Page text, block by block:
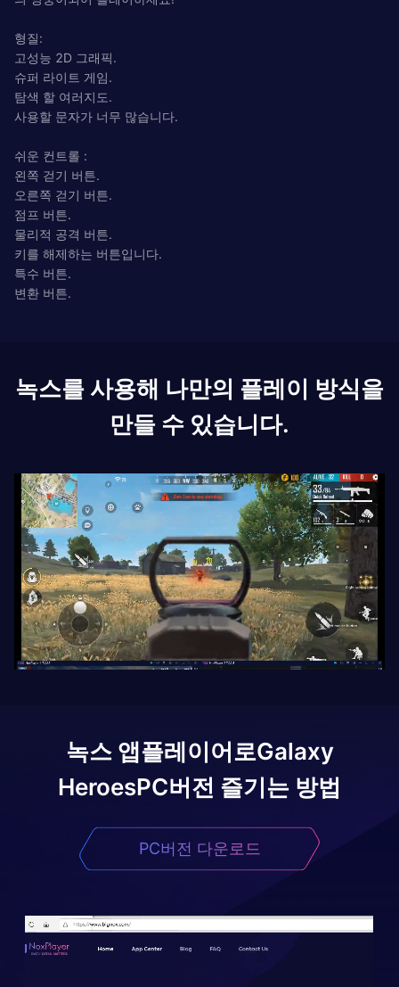
형질:
고성능 2D 그래픽.
슈퍼 라이트 게임.
탐색 할 여러지도.
사용할 문자가 너무 많습니다.
쉬운 컨트롤 :
왼쪽 걷기 버튼.
오른쪽 걷기 버튼.
점프 버튼.
물리적 공격 버튼.
키를 해제하는 버튼입니다.
특수 버튼.
변환 버튼.
녹스를 사용해 나만의 플레이 방식을
만들 수 있습니다.
녹스 앱플레이어로Galaxy
HeroesPC버전 즐기는 방법
PC버전 다운로드